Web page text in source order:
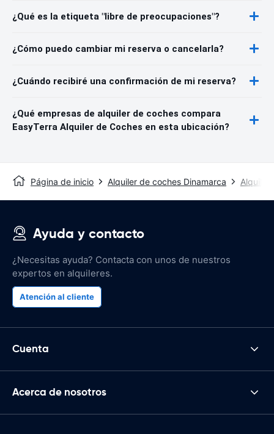
¿Qué es la etiqueta "libre de preocupaciones"?
¿Cómo puedo cambiar mi reserva o cancelarla?
¿Cuándo recibiré una confirmación de mi reserva?
¿Qué empresas de alquiler de coches compara
EasyTerra Alquiler de Coches en esta ubicación?
Página de inicio Alquiler de coches Dinamarca Alquiler
Ayuda y contacto
¿Necesitas ayuda? Contacta con unos de nuestros
expertos en alquileres.
Atención al cliente
Cuenta
Acerca de nosotros